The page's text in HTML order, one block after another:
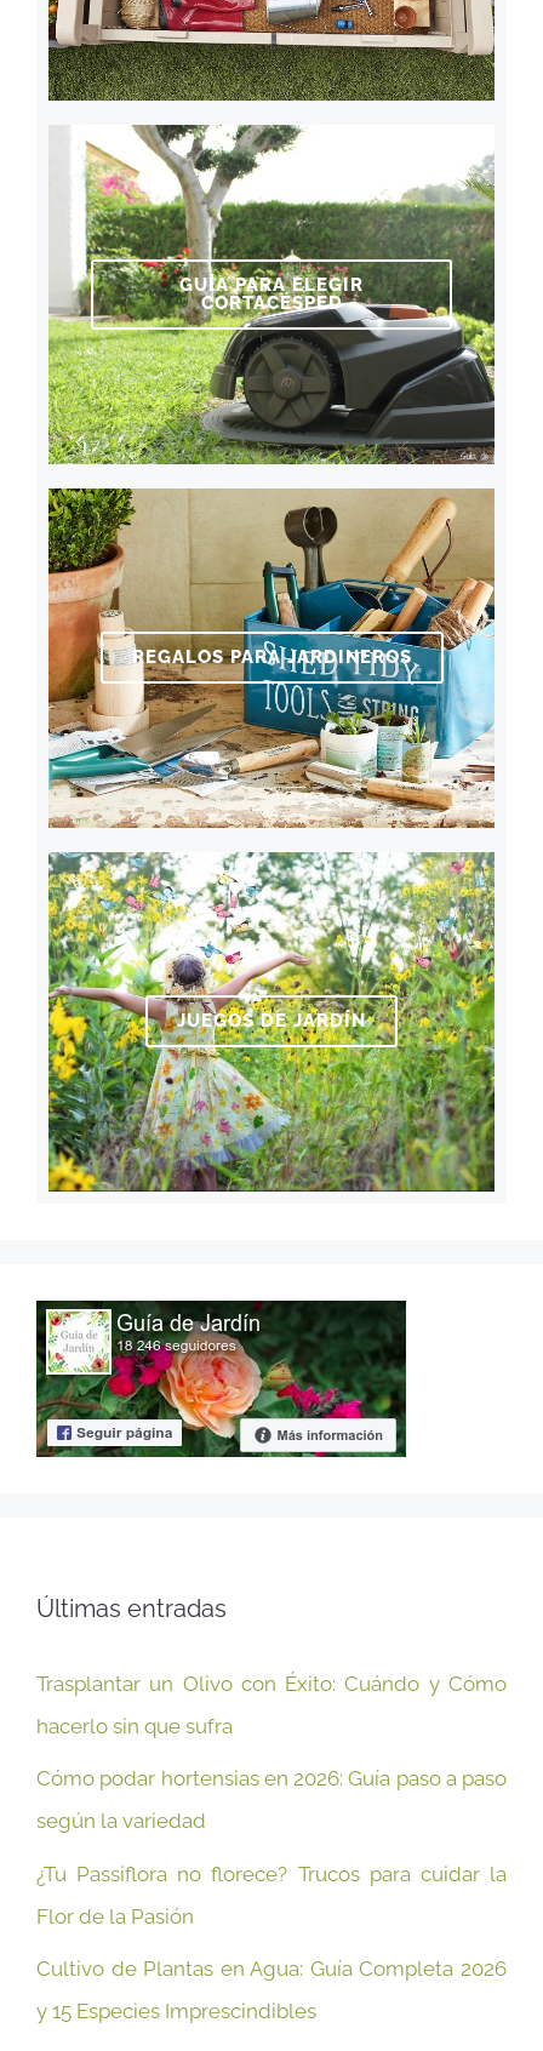
GUÍA PARA ELEGIR
CORTACÉSPED
REGALOS PARA JARDINEROS
JUEGOS DE JARDÍN
Últimas entradas
Trasplantar un Olivo con Éxito: Cuándo y Cómo
hacerlo sin que sufra
Cómo podar hortensias en 2026: Guía paso a paso
según la variedad
¿Tu Passiflora no florece? Trucos para cuidar la
Flor de la Pasión
Cultivo de Plantas en Agua: Guía Completa 2026
y 15 Especies Imprescindibles